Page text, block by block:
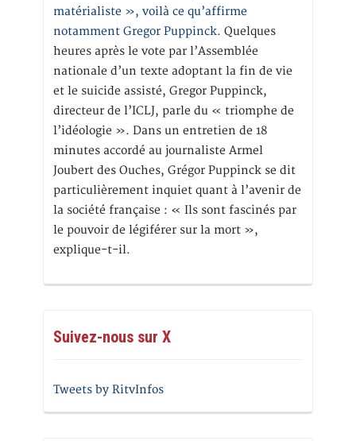
matérialiste », voilà ce qu’affirme
notamment Gregor Puppinck. Quelques
heures après le vote par l’Assemblée
nationale d’un texte adoptant la fin de vie
et le suicide assisté, Gregor Puppinck,
directeur de l’ICLJ, parle du « triomphe de
l’idéologie ». Dans un entretien de 18
minutes accordé au journaliste Armel
Joubert des Ouches, Grégor Puppinck se dit
particulièrement inquiet quant à l’avenir de
la société française : « Ils sont fascinés par
le pouvoir de légiférer sur la mort »,
explique-t-il.
Suivez-nous sur X
Tweets by RitvInfos